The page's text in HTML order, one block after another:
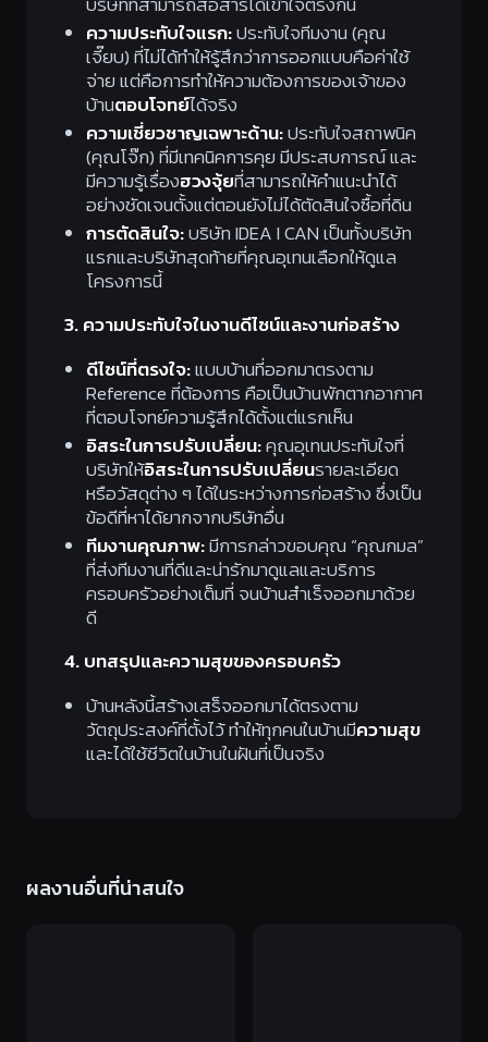
ความประทับใจแรก:ประทับใจทีมงาน (คุณ
เจี๊ยบ) ที่ไม่ได้ทำให้รู้สึกว่าการออกแบบคือค่าใช้
จ่าย แต่คือการทำให้ความต้องการของเจ้าของ
บ้านตอบโจทย์ได้จริง
ความเชี่ยวชาญเฉพาะด้าน:ประทับใจสถาพนิค
(คุณโจ๊ก) ที่มีเทคนิคการคุย มีประสบการณ์ และ
มีความรู้เรื่องฮวงจุ้ยที่สามารถให้คำแนะนำได้
อย่างชัดเจนตั้งแต่ตอนยังไม่ได้ตัดสินใจซื้อที่ดิน
การตัดสินใจ:บริษัท IDEA I CAN เป็นทั้งบริษัท
แรกและบริษัทสุดท้ายที่คุณอุเทนเลือกให้ดูแล
โครงการนี้
3. ความประทับใจในงานดีไซน์และงานก่อสร้าง
ดีไซน์ที่ตรงใจ:แบบบ้านที่ออกมาตรงตาม
Reference ที่ต้องการ คือเป็นบ้านพักตากอากาศ
ที่ตอบโจทย์ความรู้สึกได้ตั้งแต่แรกเห็น
อิสระในการปรับเปลี่ยน:คุณอุเทนประทับใจที่
บริษัทให้อิสระในการปรับเปลี่ยนรายละเอียด
หรือวัสดุต่าง ๆ ได้ในระหว่างการก่อสร้าง ซึ่งเป็น
ข้อดีที่หาได้ยากจากบริษัทอื่น
ทีมงานคุณภาพ:มีการกล่าวขอบคุณ “คุณกมล”
ที่ส่งทีมงานที่ดีและน่ารักมาดูแลและบริการ
ครอบครัวอย่างเต็มที่ จนบ้านสำเร็จออกมาด้วย
ดี
4. บทสรุปและความสุขของครอบครัว
บ้านหลังนี้สร้างเสร็จออกมาได้ตรงตาม
วัตถุประสงค์ที่ตั้งไว้ ทำให้ทุกคนในบ้านมีความสุข
และได้ใช้ชีวิตในบ้านในฝันที่เป็นจริง
ผลงานอื่นที่น่าสนใจ